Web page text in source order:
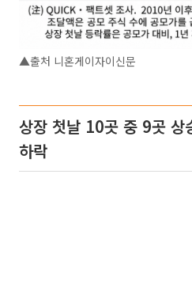
▲출처 니혼게이자이신문
상장 첫날 10곳 중 9곳
하락